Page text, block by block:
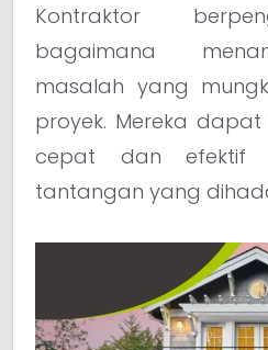
Kontraktor
bagaimana
masalah yang
proyek. Mereka dapat
cepat dan efektif
tantangan yang